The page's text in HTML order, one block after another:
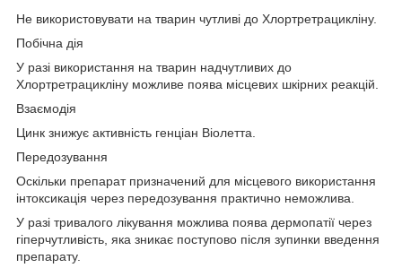
Не використовувати на тварин чутливі до Хлортретрацикліну.
Побічна дія
У разі використання на тварин надчутливих до
Хлортретрацикліну можливе поява місцевих шкірних реакцій.
Взаємодія
Цинк знижує активність генціан Віолетта.
Передозування
Оскільки препарат призначений для місцевого використання
інтоксикація через передозування практично неможлива.
У разі тривалого лікування можлива поява дермопатії через
гіперчутливість, яка зникає поступово після зупинки введення
препарату.